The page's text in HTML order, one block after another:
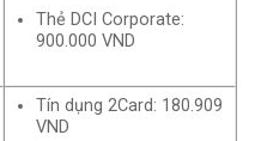
Thẻ DCI Corporate:
900.000 VND
Tín dụng 2Card: 180.909
VND